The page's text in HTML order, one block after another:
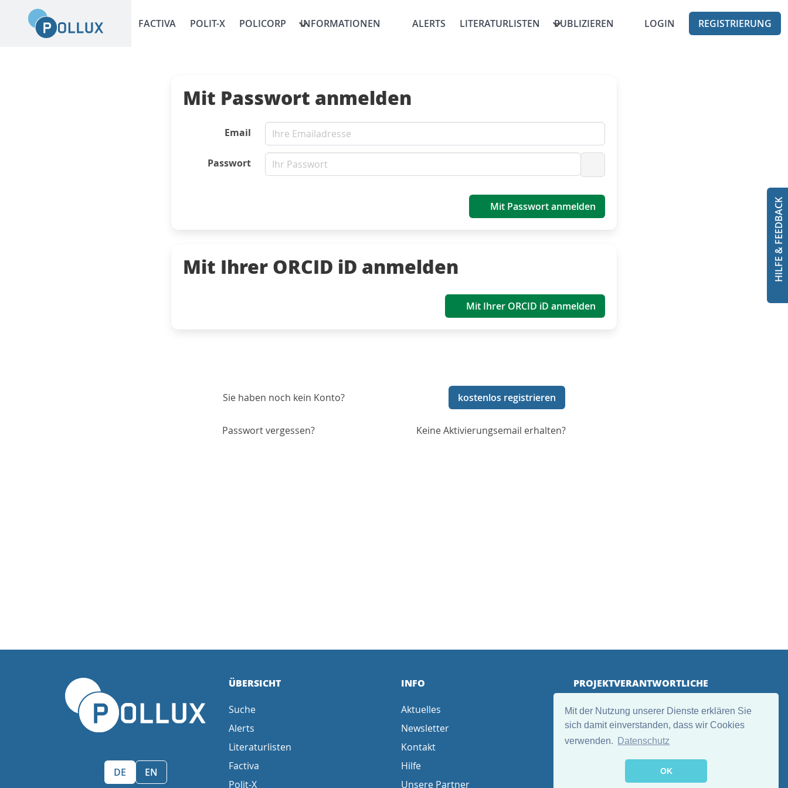
Mit der Nutzung unserer Dienste erklären Sie
sich damit einverstanden, dass wir Cookies
verwenden.
Datenschutz
OK
FACTIVA POLIT-X POLICORP INFORMATIONEN ALERTS LITERATURLISTEN PUBLIZIEREN LOGIN REGISTRIERUNG
HILFE & FEEDBACK
Mit Passwort anmelden
Email
Passwort
Passwort anzeigen
Mit Passwort anmelden
Mit Ihrer ORCID iD anmelden
Mit Ihrer ORCID iD anmelden
Sie haben noch kein Konto? kostenlos registrieren
Passwort vergessen? Keine Aktivierungsemail erhalten?
Sprache wählen/Select language
DE EN
ÜBERSICHT
Suche
Alerts
Literaturlisten
Factiva
Polit-X
INFO
Aktuelles
Newsletter
Kontakt
Hilfe
Unsere Partner
PROJEKTVERANTWORTLICHE